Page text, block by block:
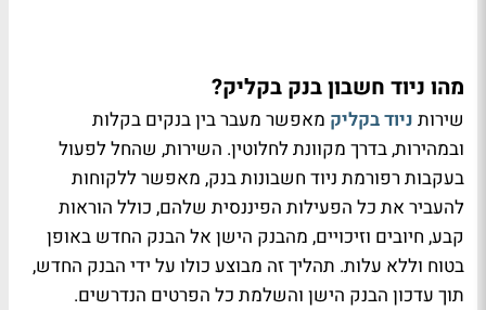
מהו ניוד חשבון בנק בקליק?
שירות ניוד בקליק מאפשר מעבר בין בנקים בקלות
ובמהירות, בדרך מקוונת לחלוטין. השירות, שהחל לפעול
בעקבות רפורמת ניוד חשבונות בנק, מאפשר ללקוחות
להעביר את כל הפעילות הפיננסית שלהם, כולל הוראות
קבע, חיובים וזיכויים, מהבנק הישן אל הבנק החדש באופן
בטוח וללא עלות. תהליך זה מבוצע כולו על ידי הבנק החדש,
תוך עדכון הבנק הישן והשלמת כל הפרטים הנדרשים.